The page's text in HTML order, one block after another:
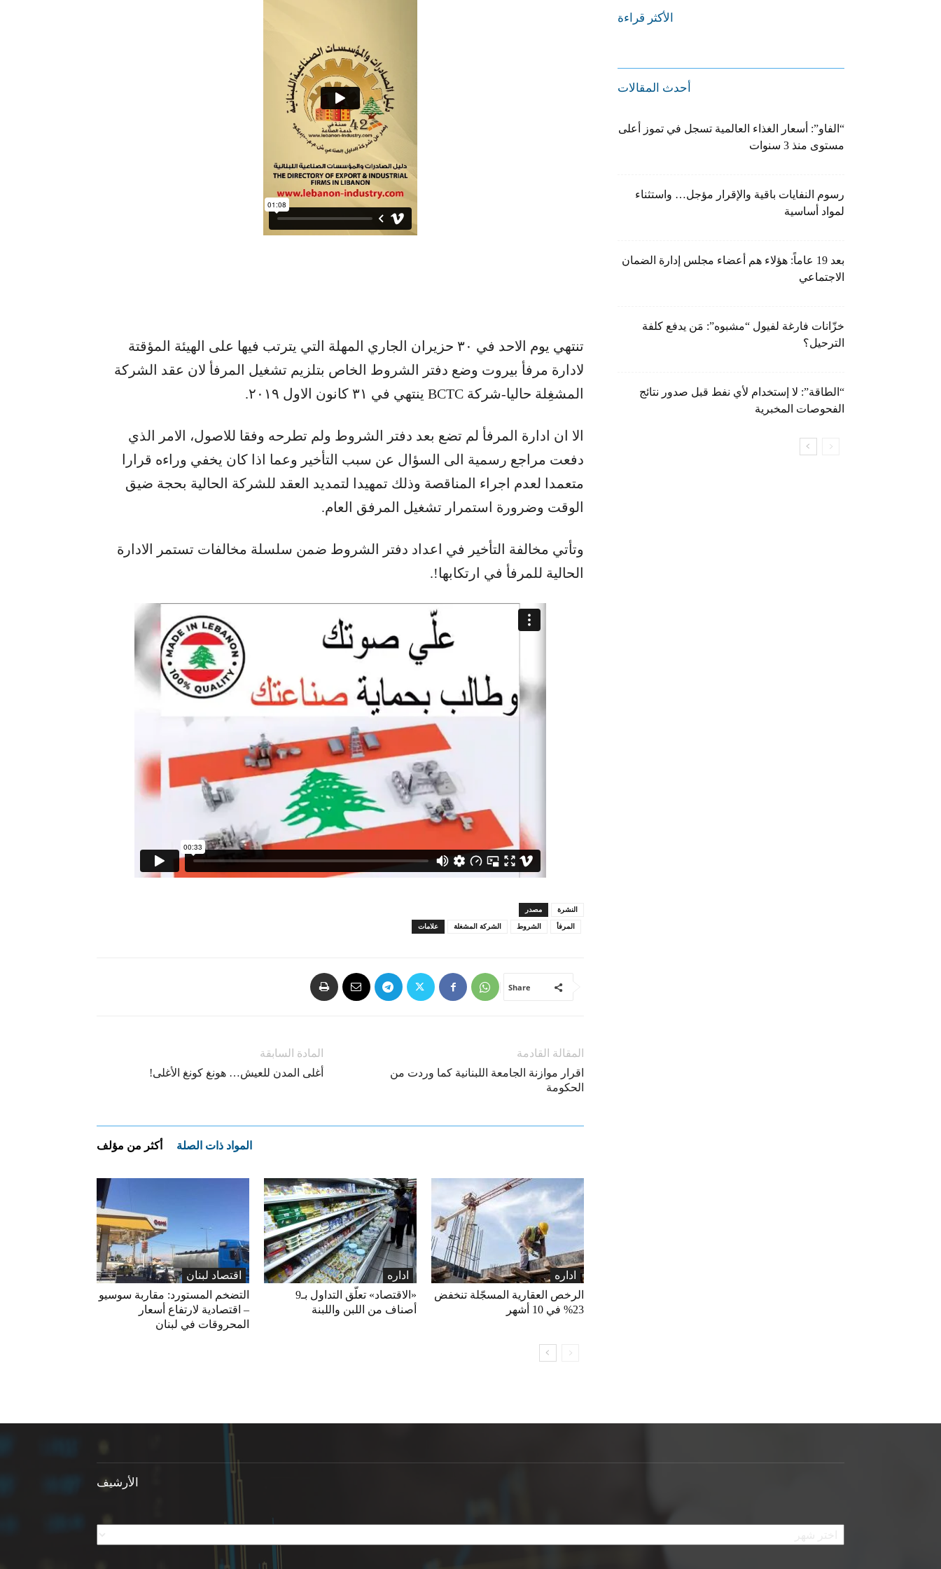
تنتهي يوم الاحد في ٣٠ حزيران الجاري المهلة التي يترتب فيها على الهيئة المؤقتة
لادارة ​مرفأ بيروت​ وضع دفتر الشروط الخاص بتلزيم تشغيل المرفأ لان عقد الشركة
المشغِلة حاليا-شركة BCTC ينتهي في ٣١ كانون الاول ٢٠١٩.
الا ان ادارة المرفأ لم تضع بعد دفتر الشروط ولم تطرحه وفقا للاصول، الامر الذي
دفعت مراجع رسمية الى السؤال عن سبب التأخير وعما اذا كان يخفي وراءه قرارا
متعمدا لعدم اجراء المناقصة وذلك تمهيدا لتمديد العقد للشركة الحالية بحجة ضيق
الوقت وضرورة استمرار تشغيل المرفق العام.
وتأتي مخالفة التأخير في اعداد دفتر الشروط ضمن سلسلة مخالفات تستمر الادارة
الحالية للمرفأ في ارتكابها!.
مصدر النشرة
علامات الشركة المشغلة الشروط المرفأ
Share
المادة السابقة
أغلى المدن للعيش… هونغ كونغ الأغلى!
المقالة القادمة
اقرار موازنة الجامعة اللبنانية كما وردت من
الحكومة
المواد ذات الصلة أكثر من مؤلف
اقتصاد لبنان
التضخم المستورد: مقاربة سوسيو
– اقتصادية لارتفاع أسعار
المحروقات في لبنان
اداره
«الاقتصاد» تعلّق التداول بـ9
أصناف من اللبن واللبنة
اداره
الرخص العقارية المسجّلة تنخفض
23% في 10 أشهر
الأكثر قراءة
أحدث المقالات
“الفاو”: أسعار الغذاء العالمية تسجل في تموز أعلى
مستوى منذ 3 سنوات
رسوم النفايات باقية والإقرار مؤجل… واستثناء
لمواد أساسية
بعد 19 عاماً: هؤلاء هم أعضاء مجلس إدارة الضمان
الاجتماعي
خزّانات فارغة لفيول “مشبوه”: مَن يدفع كلفة
الترحيل؟
“الطاقة”: لا إستخدام لأي نفط قبل صدور نتائج
الفحوصات المخبرية
الأرشيف
الأرشيف